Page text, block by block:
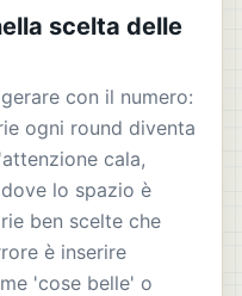
scelta delle
con il numero:
ogni round diventa
cala,
lo spazio è
ben scelte che
è inserire
'cose belle' o